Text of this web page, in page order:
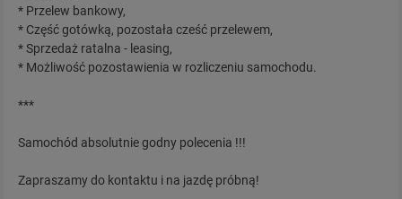
* Przelew bankowy,
* Część gotówką, pozostała cześć przelewem,
* Sprzedaż ratalna - leasing,
* Możliwość pozostawienia w rozliczeniu samochodu.
***
Samochód absolutnie godny polecenia !!!
Zapraszamy do kontaktu i na jazdę próbną!